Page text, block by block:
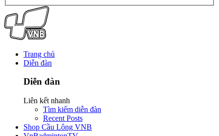
Trang chủ
Diễn đàn
Diễn đàn
Liên kết nhanh
Tìm kiếm diễn đàn
Recent Posts
Shop Cầu Lông VNB